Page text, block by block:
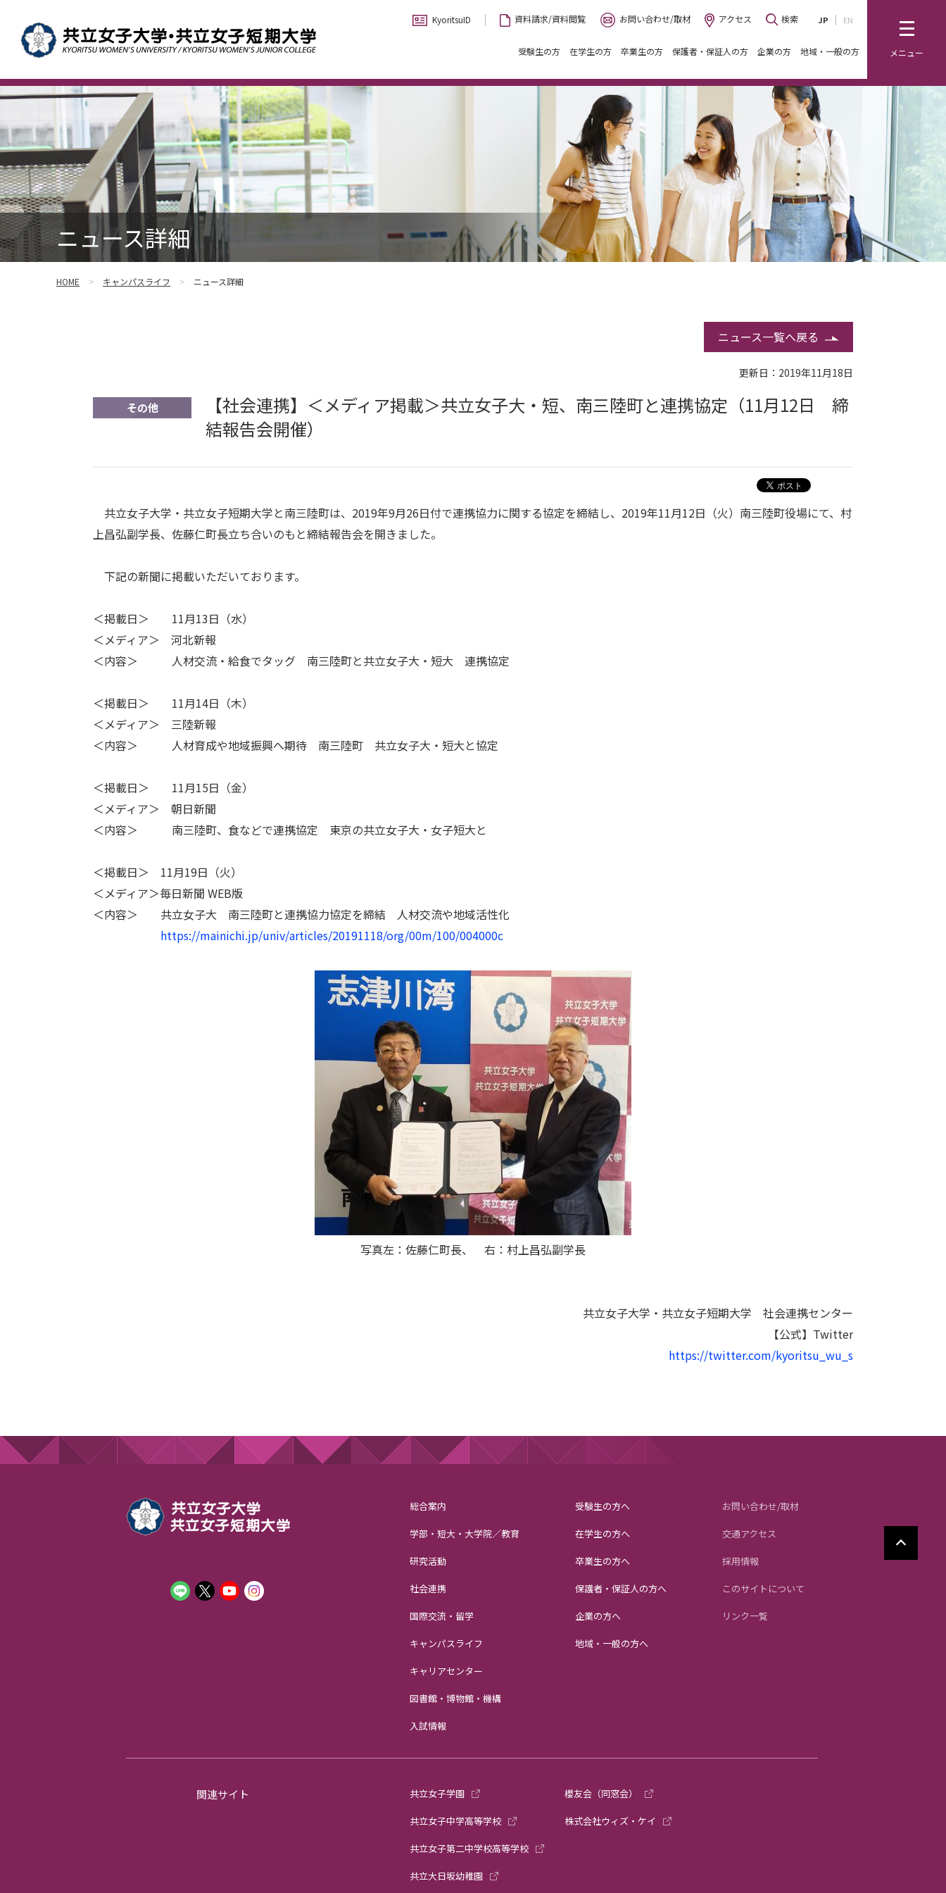
メニュー
検索 JP EN
KyoritsuID 資料請求/資料閲覧 お問い合わせ/取材 アクセス
受験生の方 在学生の方 卒業生の方 保護者・保証人の方 企業の方 地域・一般の方
ニュース詳細
HOME キャンパスライフ ニュース詳細
ニュース一覧へ戻る
更新日：2019年11月18日
その他
【社会連携】＜メディア掲載＞共立女子大・短、南三陸町と連携協定（11月12日 締
結報告会開催）
共立女子大学・共立女子短期大学と南三陸町は、2019年9月26日付で連携協力に関する協定を締結し、2019年11月12日（火）南三陸町役場にて、村
上昌弘副学長、佐藤仁町長立ち合いのもと締結報告会を開きました。
下記の新聞に掲載いただいております。
＜掲載日＞ 11月13日（水）
＜メディア＞ 河北新報
＜内容＞ 人材交流・給食でタッグ 南三陸町と共立女子大・短大 連携協定
＜掲載日＞ 11月14日（木）
＜メディア＞ 三陸新報
＜内容＞ 人材育成や地域振興へ期待 南三陸町 共立女子大・短大と協定
＜掲載日＞ 11月15日（金）
＜メディア＞ 朝日新聞
＜内容＞ 南三陸町、食などで連携協定 東京の共立女子大・女子短大と
＜掲載日＞ 11月19日（火）
＜メディア＞毎日新聞 WEB版
＜内容＞ 共立女子大 南三陸町と連携協力協定を締結 人材交流や地域活性化
https://mainichi.jp/univ/articles/20191118/org/00m/100/004000c
写真左：佐藤仁町長、 右：村上昌弘副学長
共立女子大学・共立女子短期大学 社会連携センター
【公式】Twitter
https://twitter.com/kyoritsu_wu_s
総合案内
学部・短大・大学院／教育
研究活動
社会連携
国際交流・留学
キャンパスライフ
キャリアセンター
図書館・博物館・機構
入試情報
受験生の方へ
在学生の方へ
卒業生の方へ
保護者・保証人の方へ
企業の方へ
地域・一般の方へ
お問い合わせ/取材
交通アクセス
採用情報
このサイトについて
リンク一覧
関連サイト 共立女子学園
共立女子中学高等学校
共立女子第二中学校高等学校
共立大日坂幼稚園
櫻友会（同窓会）
株式会社ウィズ・ケイ